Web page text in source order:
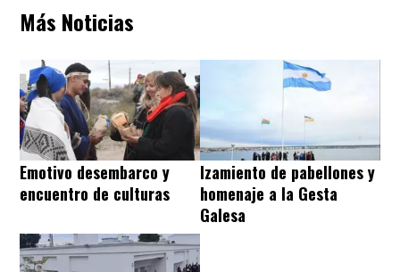
Más Noticias
Emotivo desembarco y
encuentro de culturas
Izamiento de pabellones y
homenaje a la Gesta
Galesa